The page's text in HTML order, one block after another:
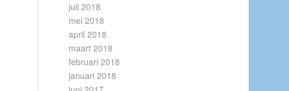
juli 2018
mei 2018
april 2018
maart 2018
februari 2018
januari 2018